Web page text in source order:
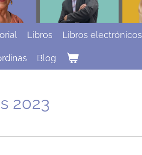
Libros Libros electrónicos
Blog
2023